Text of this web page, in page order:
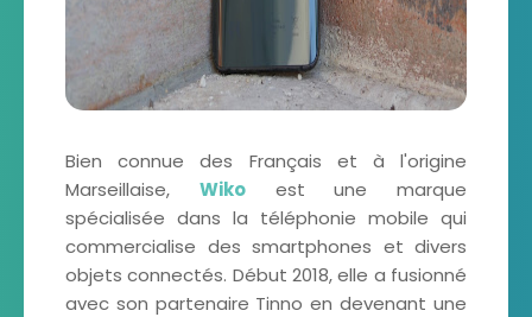
Bien connue des Français et à l'origine
Marseillaise, Wikoest une marque
spécialisée dans la téléphonie mobile qui
commercialise des smartphones et divers
objets connectés. Début 2018, elle a fusionné
avec son partenaire Tinno en devenant une